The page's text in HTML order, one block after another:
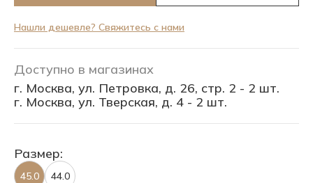
Нашли дешевле? Свяжитесь с нами
Доступно в магазинах
г. Москва, ул. Петровка, д. 26, стр. 2 - 2 шт.
г. Москва, ул. Тверская, д. 4 - 2 шт.
Размер:
45.0 44.0